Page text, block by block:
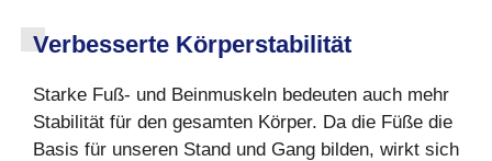
Verbesserte Körperstabilität
Starke Fuß- und Beinmuskeln bedeuten auch mehr
Stabilität für den gesamten Körper. Da die Füße die
Basis für unseren Stand und Gang bilden, wirkt sich